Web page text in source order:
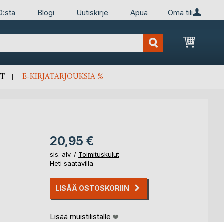
Oma tili
Blogi Uutiskirje Apua
E-KIRJATARJOUKSIA %
20,95 €
sis. alv. / Toimituskulut
Heti saatavilla
LISÄÄ OSTOSKORIIN
Lisää muistilistalle